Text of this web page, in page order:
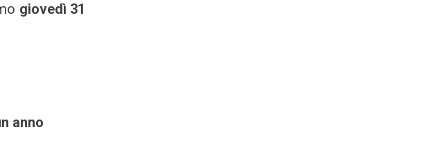
giovedì 31
anno